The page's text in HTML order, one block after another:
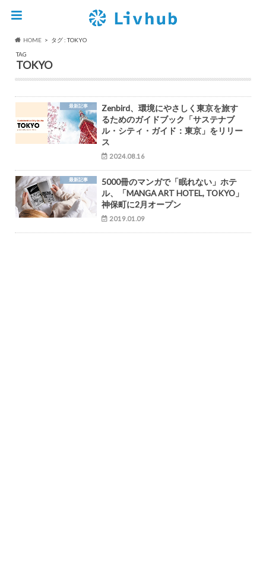
HOME
タグ : TOKYO
TAG
TOKYO
最新記事
Zenbird、環境にやさしく東京を旅す
るためのガイドブック「サステナブ
ル・シティ・ガイド：東京」をリリー
ス
2024.08.16
最新記事
5000冊のマンガで「眠れない」ホテ
ル、「MANGA ART HOTEL, TOKYO」
神保町に2月オープン
2019.01.09